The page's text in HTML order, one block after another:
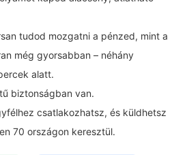
tudod mozgatni a pénzed, mint a
még gyorsabban – néhány
alatt.
biztonságban van.
csatlakozhatsz, és küldhetsz
70 országon keresztül.